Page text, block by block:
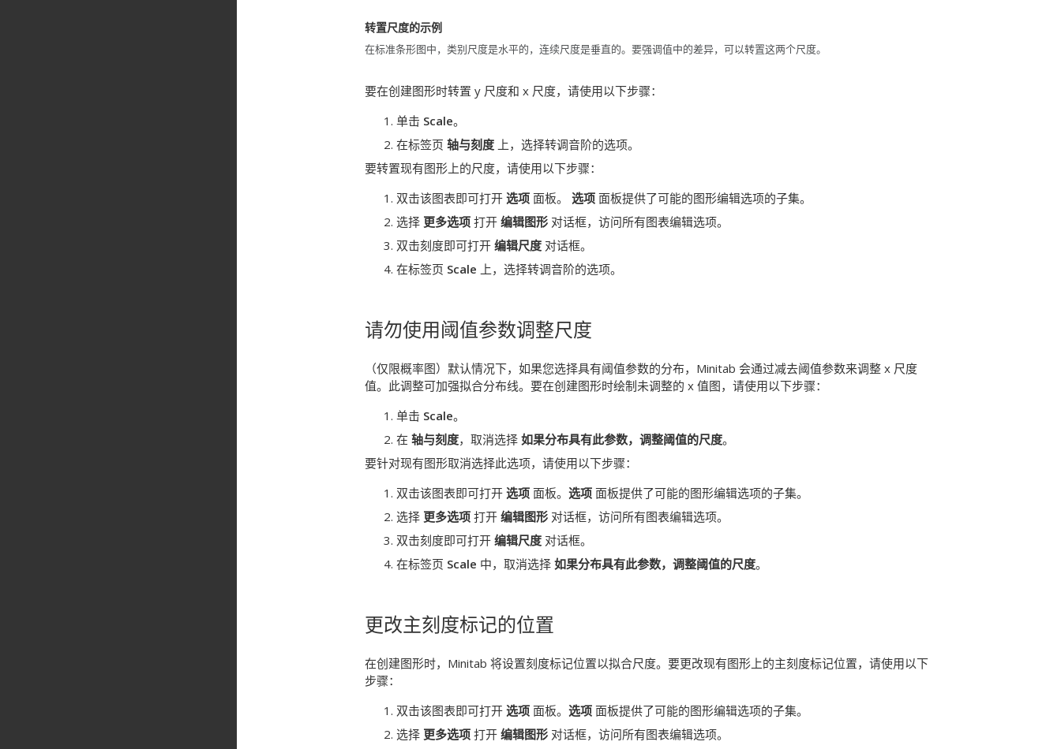
转置尺度的示例
在标准条形图中，类别尺度是水平的，连续尺度是垂直的。要强调值中的差异，可以转置这两个尺度。
要在创建图形时转置 y 尺度和 x 尺度，请使用以下步骤：
单击 Scale。
在标签页 轴与刻度 上，选择转调音阶的选项。
要转置现有图形上的尺度，请使用以下步骤：
双击该图表即可打开 选项 面板。 选项 面板提供了可能的图形编辑选项的子集。
选择 更多选项 打开 编辑图形 对话框，访问所有图表编辑选项。
双击刻度即可打开 编辑尺度 对话框。
在标签页 Scale 上，选择转调音阶的选项。
请勿使用阈值参数调整尺度
（仅限概率图）默认情况下，如果您选择具有阈值参数的分布，Minitab 会通过减去阈值参数来调整 x 尺度
值。此调整可加强拟合分布线。要在创建图形时绘制未调整的 x 值图，请使用以下步骤：
单击 Scale。
在 轴与刻度，取消选择 如果分布具有此参数，调整阈值的尺度。
要针对现有图形取消选择此选项，请使用以下步骤：
双击该图表即可打开 选项 面板。 选项 面板提供了可能的图形编辑选项的子集。
选择 更多选项 打开 编辑图形 对话框，访问所有图表编辑选项。
双击刻度即可打开 编辑尺度 对话框。
在标签页 Scale 中，取消选择 如果分布具有此参数，调整阈值的尺度。
更改主刻度标记的位置
在创建图形时，Minitab 将设置刻度标记位置以拟合尺度。要更改现有图形上的主刻度标记位置，请使用以下
步骤：
双击该图表即可打开 选项 面板。 选项 面板提供了可能的图形编辑选项的子集。
选择 更多选项 打开 编辑图形 对话框，访问所有图表编辑选项。